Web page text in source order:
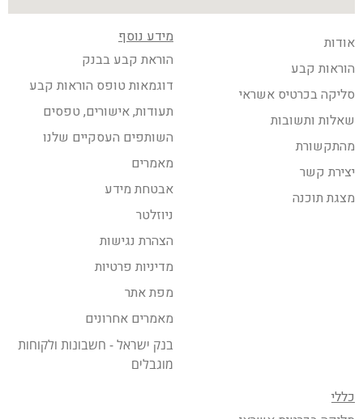
אודות
הוראות קבע
סליקה בכרטיס אשראי
שאלות ותשובות
מהתקשורת
יצירת קשר
מצגת תוכנה
מידע נוסף
הוראת קבע בבנק
דוגמאות טופס הוראות קבע
תעודות, אישורים, טפסים
השותפים העסקיים שלנו
מאמרים
אבטחת מידע
ניוזלטר
הצהרת נגישות
מדיניות פרטיות
מפת אתר
מאמרים אחרונים
בנק ישראל - חשבונות ולקוחות
מוגבלים
כללי